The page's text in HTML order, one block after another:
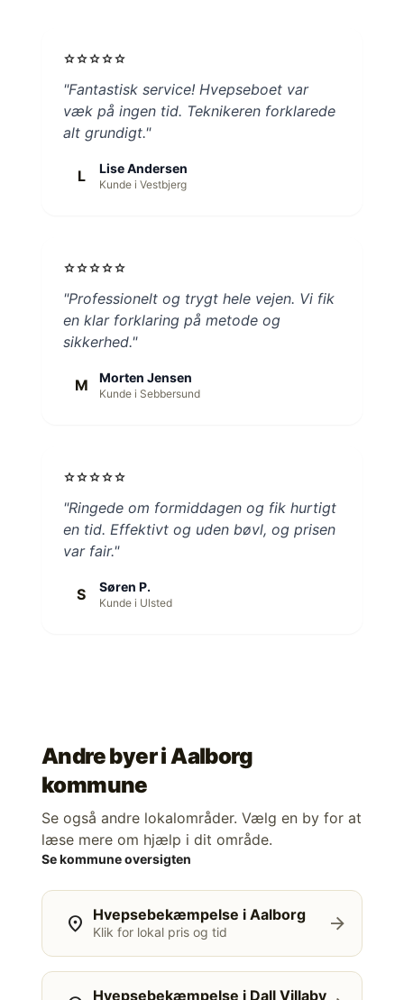
starstarstarstarstar
"Fantastisk service! Hvepseboet var
væk på ingen tid. Teknikeren forklarede
alt grundigt."
L Lise Andersen
Kunde i Vestbjerg
starstarstarstarstar
"Professionelt og trygt hele vejen. Vi fik
en klar forklaring på metode og
sikkerhed."
M Morten Jensen
Kunde i Sebbersund
starstarstarstarstar
"Ringede om formiddagen og fik hurtigt
en tid. Effektivt og uden bøvl, og prisen
var fair."
S Søren P.
Kunde i Ulsted
Andre byer iAalborg
kommune
Se også andre lokalområder. Vælg en by for at
læse mere om hjælp i dit område.
Se kommune oversigten
location_on Hvepsebekæmpelse i Aalborg
Klik for lokal pris og tid arrow_forward
Hvepsebekæmpelse i Dall Villaby